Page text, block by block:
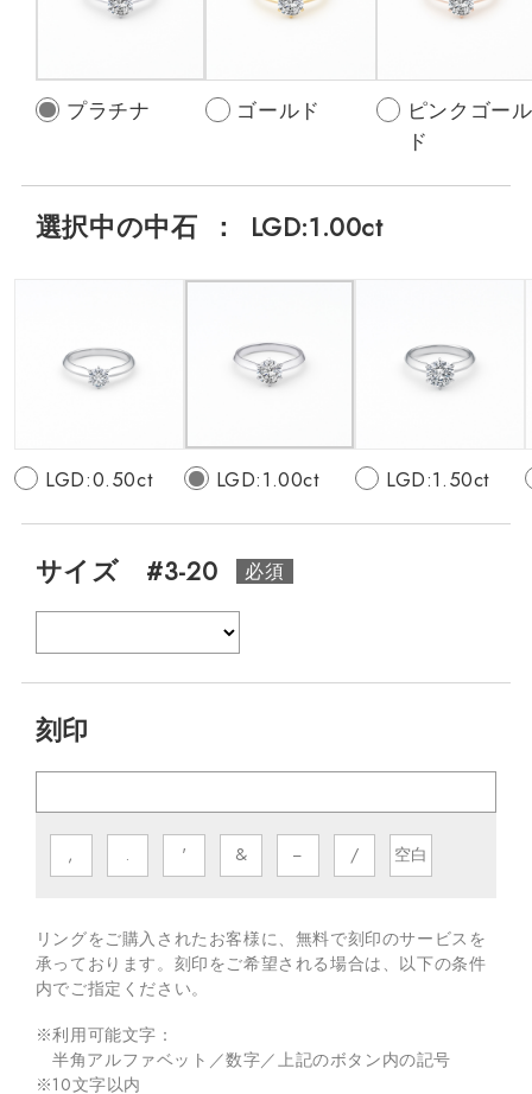
プラチナ ゴールド
ピンクゴール
ド
選択中の中石 ： LGD:1.00ct
LGD:0.50ct LGD:1.00ct LGD:1.50ct
サイズ #3-20
刻印
, . ' & − / 空白
リングをご購入されたお客様に、無料で刻印のサービスを
承っております。 刻印をご希望される場合は、以下の条件
内でご指定ください。
※利用可能文字：
半角アルファベット／数字／上記のボタン内の記号
※10文字以内